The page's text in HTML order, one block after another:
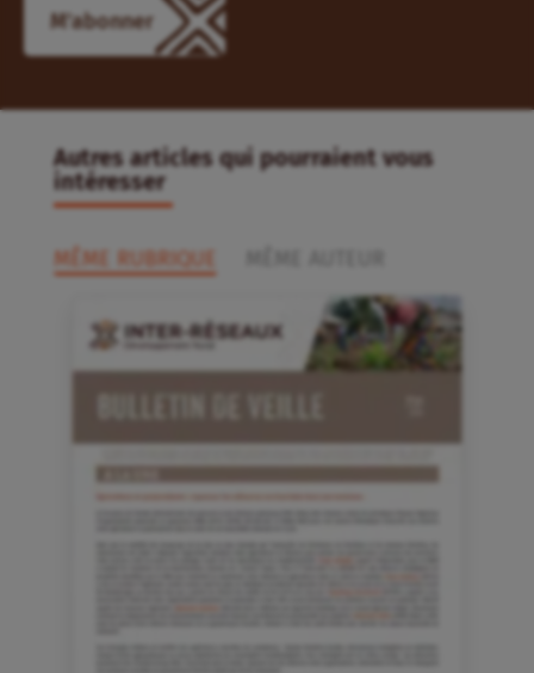
M'abonner
Autres articles qui pourraient vous
intéresser
MÊME RUBRIQUE